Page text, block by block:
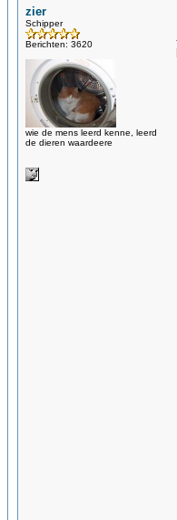
zier
Schipper
Berichten: 3620
wie de mens leerd kenne, leerd
de dieren waardeere